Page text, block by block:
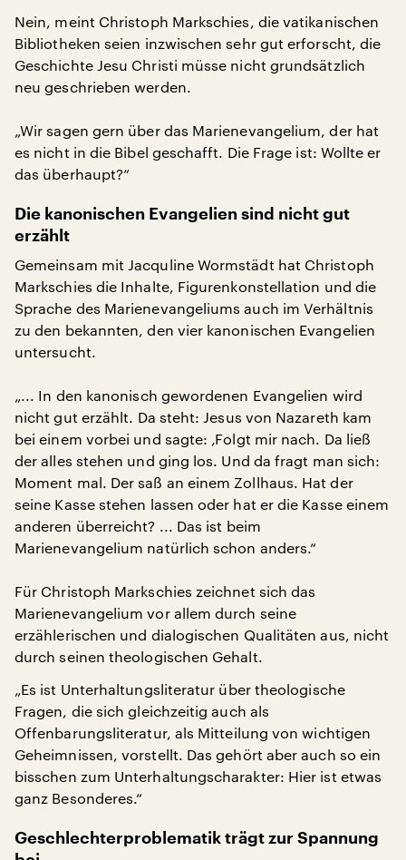
Nein, meint Christoph Markschies, die vatikanischen
Bibliotheken seien inzwischen sehr gut erforscht, die
Geschichte Jesu Christi müsse nicht grundsätzlich
neu geschrieben werden.
„Wir sagen gern über das Marienevangelium, der hat
es nicht in die Bibel geschafft. Die Frage ist: Wollte er
das überhaupt?“
Die kanonischen Evangelien sind nicht gut
erzählt
Gemeinsam mit Jacquline Wormstädt hat Christoph
Markschies die Inhalte, Figurenkonstellation und die
Sprache des Marienevangeliums auch im Verhältnis
zu den bekannten, den vier kanonischen Evangelien
untersucht.
„... In den kanonisch gewordenen Evangelien wird
nicht gut erzählt. Da steht: Jesus von Nazareth kam
bei einem vorbei und sagte: ‚Folgt mir nach. Da ließ
der alles stehen und ging los. Und da fragt man sich:
Moment mal. Der saß an einem Zollhaus. Hat der
seine Kasse stehen lassen oder hat er die Kasse einem
anderen überreicht? ... Das ist beim
Marienevangelium natürlich schon anders.“
Für Christoph Markschies zeichnet sich das
Marienevangelium vor allem durch seine
erzählerischen und dialogischen Qualitäten aus, nicht
durch seinen theologischen Gehalt.
„Es ist Unterhaltungsliteratur über theologische
Fragen, die sich gleichzeitig auch als
Offenbarungsliteratur, als Mitteilung von wichtigen
Geheimnissen, vorstellt. Das gehört aber auch so ein
bisschen zum Unterhaltungscharakter: Hier ist etwas
ganz Besonderes.“
Geschlechterproblematik trägt zur Spannung